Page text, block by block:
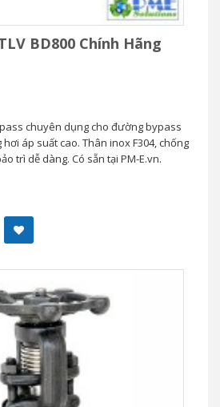
BD800 Chính Hãng
chuyên dụng cho đường bypass
áp suất cao. Thân inox F304, chống
trì dễ dàng. Có sẵn tại PM-E.vn.